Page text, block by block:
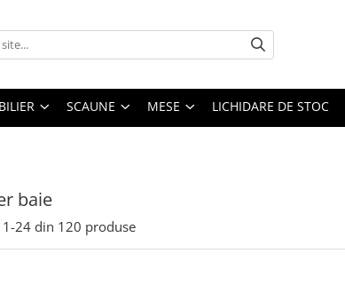
SCAUNE MESE LICHIDARE DE STOC
baie
1-24 din 120 produse